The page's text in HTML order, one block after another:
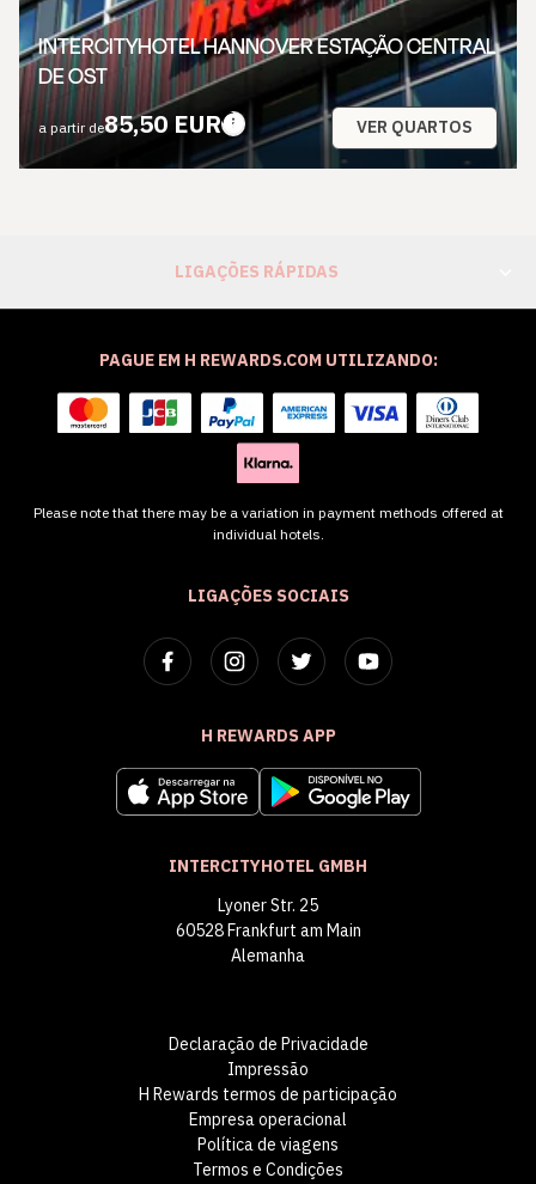
INTERCITYHOTEL HANNOVER ESTAÇÃO CENTRAL
DE OST
a partir de85,50 EUR VER QUARTOS
LIGAÇÕES RÁPIDAS
LIGAÇÕES SOCIAIS
H REWARDS APP
INTERCITYHOTEL GMBH
Lyoner Str. 25
60528 Frankfurt am Main
Alemanha
PAGUE EM H REWARDS.COM UTILIZANDO:
Please note that there may be a variation in payment methods offered at
individual hotels.
Declaração de Privacidade
Impressão
H Rewards termos de participação
Empresa operacional
Política de viagens
Termos e Condições